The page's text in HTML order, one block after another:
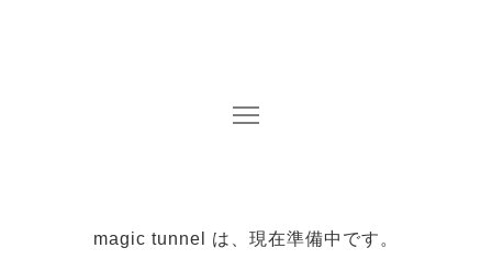
magic tunnel は、現在準備中です。